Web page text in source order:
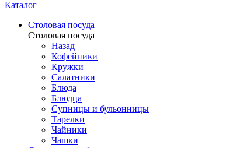
Каталог
Столовая посуда
Столовая посуда
Назад
Кофейники
Кружки
Салатники
Блюда
Блюдца
Супницы и бульонницы
Тарелки
Чайники
Чашки